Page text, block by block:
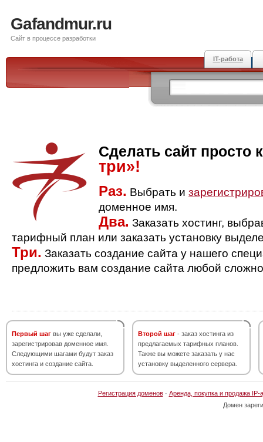
Gafandmur.ru
Сайт в процессе разработки
IT-работа
Сделать сайт просто
три»!
Раз. Выбрать и
доменное имя.
Два. Заказать хостинг,
тарифный план или заказать установку
Три. Заказать создание сайта у нашего
предложить вам создание сайта любой
Первый шаг вы уже сделали,
зарегистрировав доменное имя.
Следующими шагами будут заказ
хостинга и создание сайта.
Второй шаг - заказ хостинга из
предлагаемых тарифных планов.
Также вы можете заказать у нас
установку выделенного сервера.
Регистрация доменов· Аренда, покупка и продажа IP-
Домен